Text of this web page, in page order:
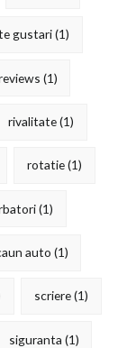
gustari(1)
(1)
rivalitate(1)
rotatie(1)
(1)
auto (1)
scriere(1)
siguranta (1)